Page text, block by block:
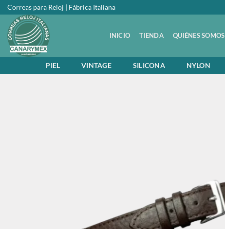
Saltar
al
contenido
Correas para Reloj | Fábrica Italiana
INICIO TIENDA QUIÉNES SOMOS
PIEL VINTAGE SILICONA NYLON